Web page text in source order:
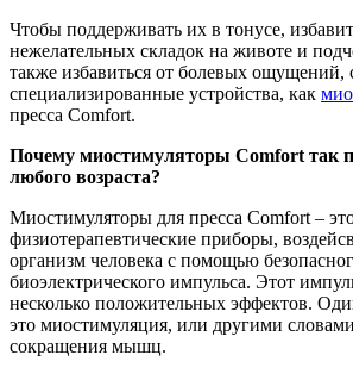
Чтобы поддерживать их в тонусе,
нежелательных складок на животе и
также избавиться от болевых ощущений,
специализированные устройства, как
пресса Comfort.
Почему миостимуляторы Comfort так
любого возраста?
Миостимуляторы для пресса Comfort –
физиотерапевтические приборы,
организм человека с помощью
биоэлектрического импульса. Этот
несколько положительных эффектов.
это миостимуляция, или другими
сокращения мышц.